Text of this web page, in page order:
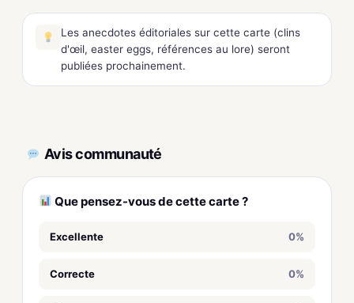
Les anecdotes éditoriales sur cette carte (clins
d'œil, easter eggs, références au lore) seront
publiées prochainement.
Avis communauté
Que pensez-vous de cette carte ?
Excellente 0%
Correcte 0%